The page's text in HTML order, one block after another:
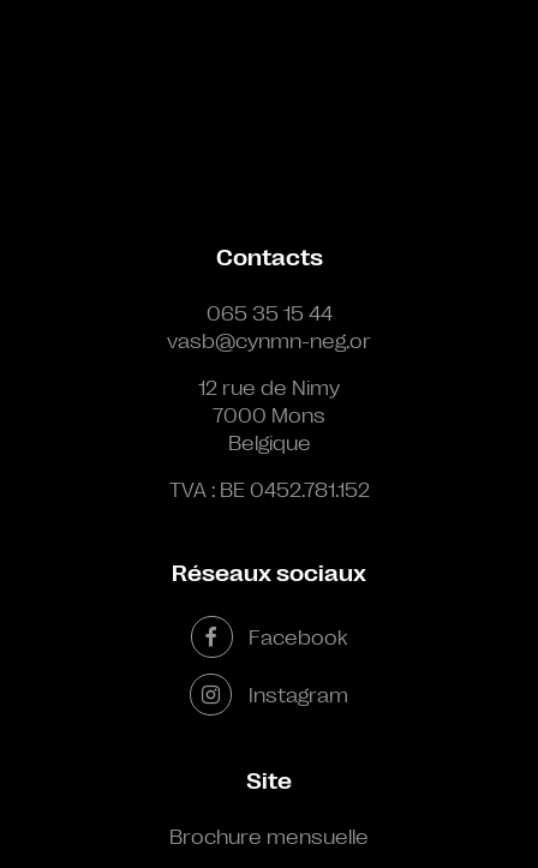
Contacts
065 35 15 44
vasb@cynmn-neg.or
12 rue de Nimy
7000 Mons
Belgique
TVA : BE 0452.781.152
Réseaux sociaux
Facebook
Instagram
Site
Brochure mensuelle